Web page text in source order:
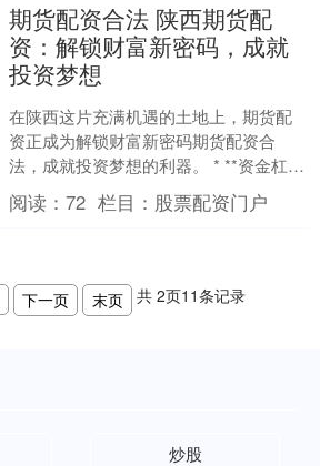
期货配资合法 陕西期货配
资：解锁财富新密码，成就
投资梦想
在陕西这片充满机遇的土地上，期货配
资正成为解锁财富新密码期货配资合
法，成就投资梦想的利器。 * **资金杠
杆：**放大投资资金，提高收益潜力。
期货配资是一种杠....
阅读：72 栏目： 股票配资门户
下一页 末页 共 2页11条记录
炒股